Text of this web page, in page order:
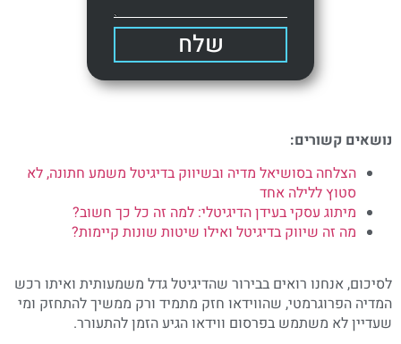
שלח
נושאים קשורים:
הצלחה בסושיאל מדיה ובשיווק בדיגיטל משמע חתונה, לא
סטוץ ללילה אחד
מיתוג עסקי בעידן הדיגיטלי: למה זה כל כך חשוב?
מה זה שיווק בדיגיטל ואילו שיטות שונות קיימות?
לסיכום, אנחנו רואים בבירור שהדיגיטל גדל משמעותית ואיתו רכש
המדיה הפרוגרמטי, שהווידאו חזק מתמיד ורק ממשיך להתחזק ומי
שעדיין לא משתמש בפרסום ווידאו הגיע הזמן להתעורר.